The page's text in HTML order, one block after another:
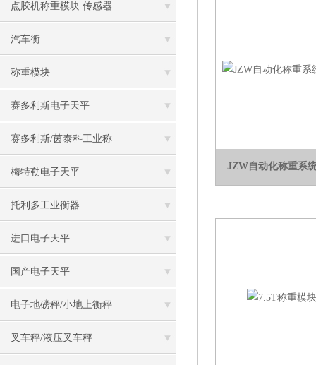
点胶机称重模块 传感器
汽车衡
称重模块
赛多利斯电子天平
赛多利斯/茵泰科工业称
梅特勒电子天平
托利多工业衡器
进口电子天平
国产电子天平
电子地磅秤/小地上衡秤
叉车秤/液压叉车秤
JZW自动化称重系